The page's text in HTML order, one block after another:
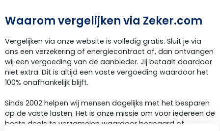
Waarom vergelijken via Zeker.com
Vergelijken via onze website is volledig gratis. Sluit je via
ons een verzekering of energiecontract af, dan ontvangen
wij een vergoeding van de aanbieder. Jij betaalt daardoor
niet extra. Dit is altijd een vaste vergoeding waardoor het
100% onafhankelijk blijft.
Sinds 2002 helpen wij mensen dagelijks met het besparen
op de vaste lasten. Het is onze missie om voor iedereen de
beste deals te verzamelen waardoor bespaard of